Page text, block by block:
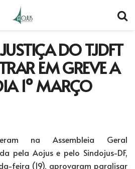
DO TJDFT
EM GREVE A
1º MARÇO
na Assembleia Geral
pela Aojus e pelo Sindojus-DF,
feira (19), aprovaram paralisar